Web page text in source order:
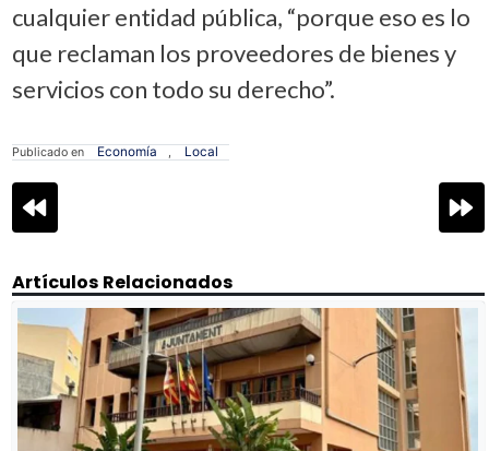
cualquier entidad pública, “porque eso es lo
que reclaman los proveedores de bienes y
servicios con todo su derecho”.
Publicado en Economía , Local
Navegación
de
Artículos Relacionados